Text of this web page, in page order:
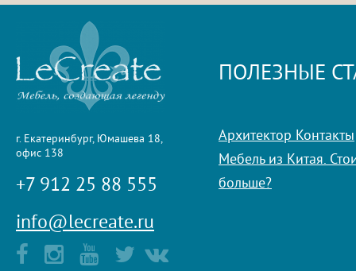
г. Екатеринбург, Юмашева 18,
офис 138
+7 912 25 88 555
info@lecreate.ru
ПОЛЕЗНЫЕ
Архитектор Контакты
Мебель из Китая.
больше?